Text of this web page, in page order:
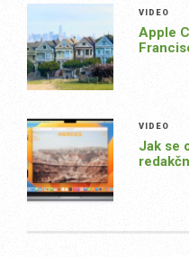
VIDEO
Apple
VIDEO
Jak se